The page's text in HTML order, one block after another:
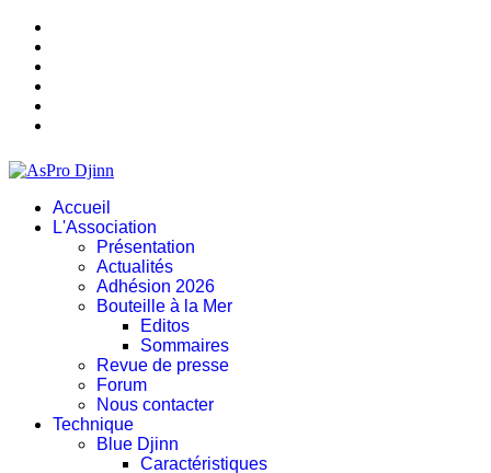
Accueil
L'Association
Présentation
Actualités
Adhésion 2026
Bouteille à la Mer
Editos
Sommaires
Revue de presse
Forum
Nous contacter
Technique
Blue Djinn
Caractéristiques